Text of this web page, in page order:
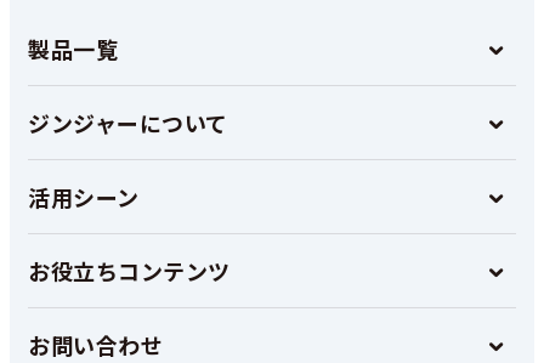
製品一覧
ジンジャーについて
活用シーン
お役立ちコンテンツ
お問い合わせ